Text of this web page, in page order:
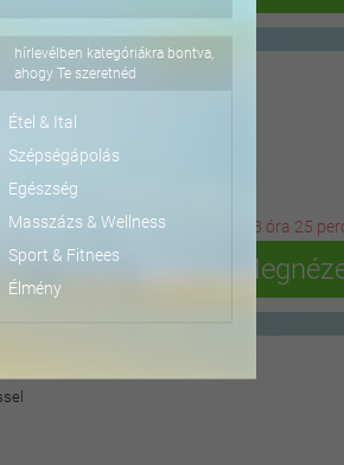
hírlevélben kategóriákra bontva,
ahogy Te szeretnéd
Étel & Ital
Szépségápolás
Egészség
Masszázs & Wellness
Sport & Fitnees
Élmény
3 óra 25 p